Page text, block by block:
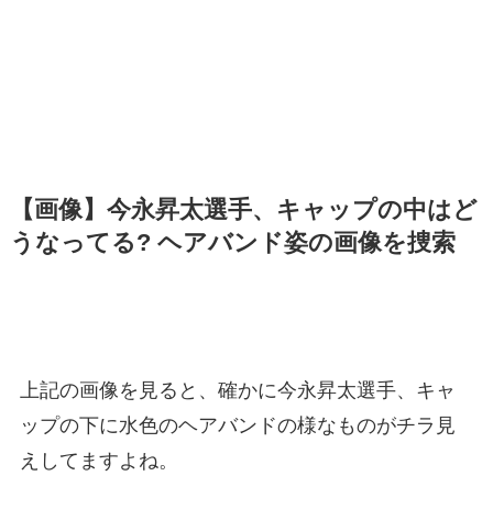
【画像】今永昇太選手、キャップの中はど
うなってる? ヘアバンド姿の画像を捜索
上記の画像を見ると、確かに今永昇太選手、キャ
ップの下に水色のヘアバンドの様なものがチラ見
えしてますよね。